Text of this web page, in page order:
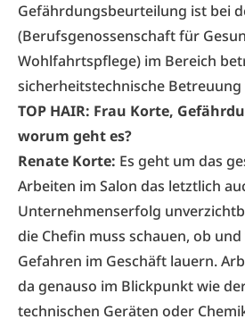
Gefährdungsbeurteilung ist bei
(Berufsgenossenschaft für
Wohlfahrtspflege) im Bereich
sicherheitstechnische
TOP HAIR: Frau Korte,
worum geht es?
Renate Korte: Es geht um das
Arbeiten im Salon das letztlich
Unternehmenserfolg
die Chefin muss schauen, ob
Gefahren im Geschäft lauern.
da genauso im Blickpunkt wie
technischen Geräten oder